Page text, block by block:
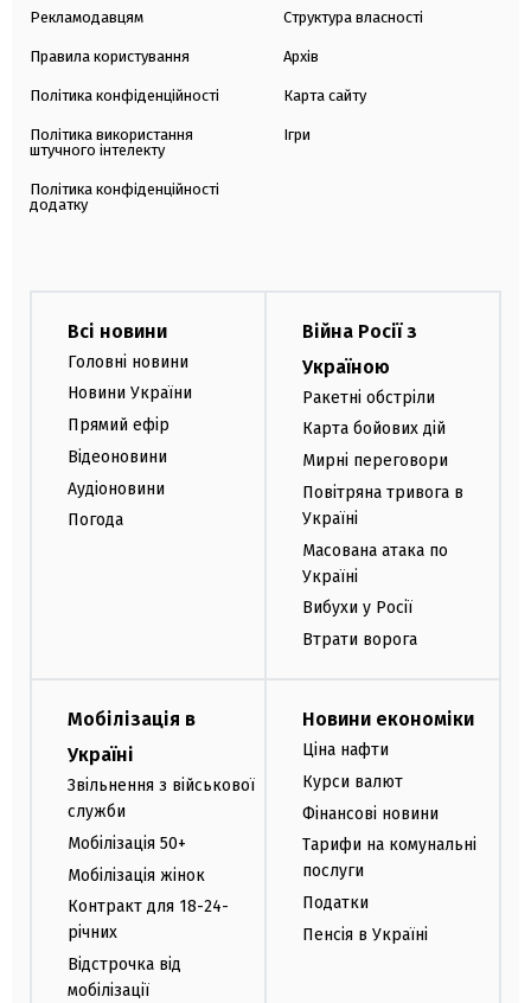
Рекламодавцям
Правила користування
Політика конфіденційності
Політика використання
штучного інтелекту
Політика конфіденційності
додатку
Структура власності
Архів
Карта сайту
Ігри
Всі новини
Головні новини
Новини України
Прямий ефір
Відеоновини
Аудіоновини
Погода
Війна Росії з
Україною
Ракетні обстріли
Карта бойових дій
Мирні переговори
Повітряна тривога в
Україні
Масована атака по
Україні
Вибухи у Росії
Втрати ворога
Мобілізація в
Україні
Звільнення з військової
служби
Мобілізація 50+
Мобілізація жінок
Контракт для 18-24-
річних
Відстрочка від
мобілізації
Новини економіки
Ціна нафти
Курси валют
Фінансові новини
Тарифи на комунальні
послуги
Податки
Пенсія в Україні